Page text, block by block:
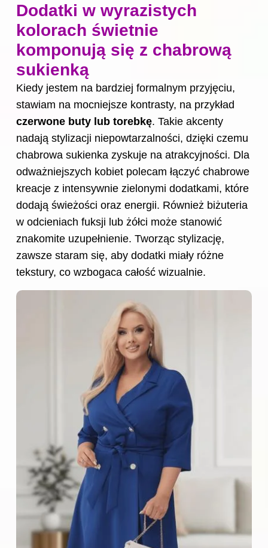
Dodatki w wyrazistych
kolorach świetnie
komponują się z chabrową
sukienką
Kiedy jestem na bardziej formalnym przyjęciu,
stawiam na mocniejsze kontrasty, na przykład
czerwone buty lub torebkę. Takie akcenty
nadają stylizacji niepowtarzalności, dzięki czemu
chabrowa sukienka zyskuje na atrakcyjności. Dla
odważniejszych kobiet polecam łączyć chabrowe
kreacje z intensywnie zielonymi dodatkami, które
dodają świeżości oraz energii. Również biżuteria
w odcieniach fuksji lub żółci może stanowić
znakomite uzupełnienie. Tworząc stylizację,
zawsze staram się, aby dodatki miały różne
tekstury, co wzbogaca całość wizualnie.